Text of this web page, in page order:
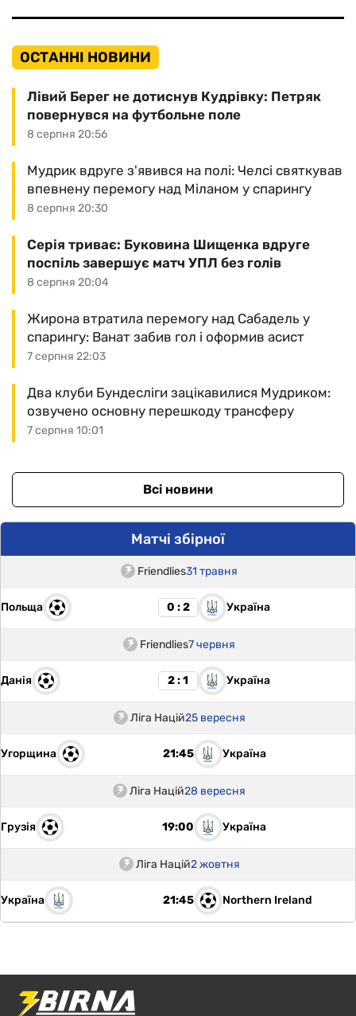
ОСТАННІ НОВИНИ
8 серпня 20:56
Лівий Берег не дотиснув Кудрівку: Петряк
повернувся на футбольне поле
8 серпня 20:30
Мудрик вдруге з'явився на полі: Челсі святкував
впевнену перемогу над Міланом у спарингу
8 серпня 20:04
Серія триває: Буковина Шищенка вдруге
поспіль завершує матч УПЛ без голів
7 серпня 22:03
Жирона втратила перемогу над Сабадель у
спарингу: Ванат забив гол і оформив асист
7 серпня 10:01
Два клуби Бундесліги зацікавилися Мудриком:
озвучено основну перешкоду трансферу
Всі новини
Матчі збірної
Friendlies31 травня
Польща 0 : 2 Україна
Friendlies7 червня
Данія 2 : 1 Україна
Ліга Націй25 вересня
Угорщина 21:45 Україна
Ліга Націй28 вересня
Грузія 19:00 Україна
Ліга Націй2 жовтня
Україна 21:45 Northern Ireland